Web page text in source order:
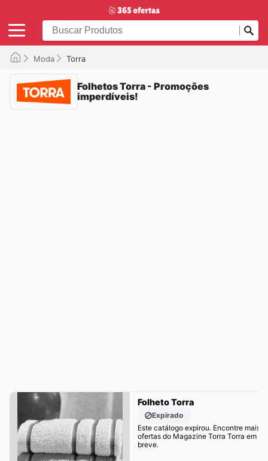
Moda Torra
Folhetos Torra - Promoções
imperdíveis!
Folheto Torra
Expirado
Este catálogo expirou. Encontre mais
ofertas do Magazine Torra Torra em
breve.